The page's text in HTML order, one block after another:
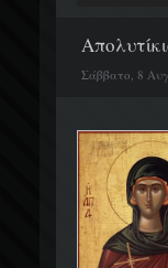
Σάββατο, 8